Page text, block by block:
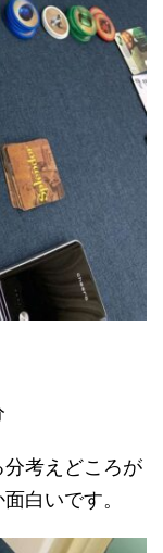
考えどころが
白いです。